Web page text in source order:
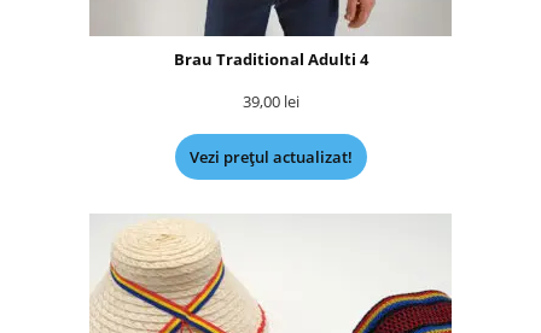
Brau Traditional Adulti 4
39,00 lei
Vezi prețul actualizat!